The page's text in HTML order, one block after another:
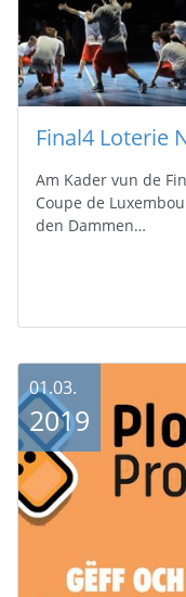
Am Kader vun de
Coupe de
den Dammen…
01.03.
2019